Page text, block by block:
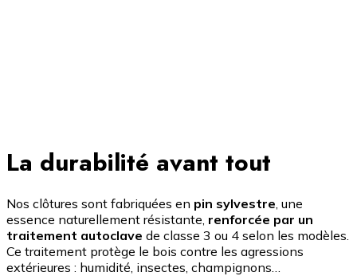
La durabilité avant tout
Nos clôtures sont fabriquées en pin sylvestre , une
essence naturellement résistante, renforcée par un
traitement autoclave de classe 3 ou 4 selon les modèles.
Ce traitement protège le bois contre les agressions
extérieures : humidité, insectes, champignons…